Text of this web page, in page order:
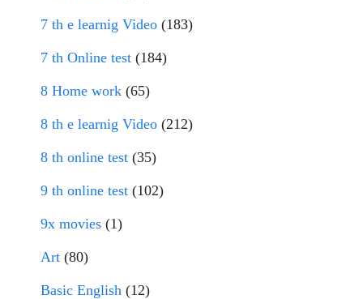
7 th e learnig Video (183)
7 th Online test (184)
8 Home work (65)
8 th e learnig Video (212)
8 th online test (35)
9 th online test (102)
9x movies (1)
Art (80)
Basic English (12)